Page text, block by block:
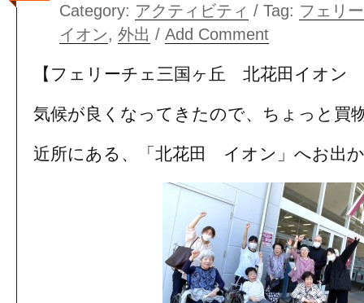
Category: アクティビティ / Tag: フェリ
イオン, 外出 / Add Comment
【フェリーチェ三国ヶ丘 北花田イオン
気候が良くなってきたので、ちょっと買
近所にある、「北花田 イオン」へお出